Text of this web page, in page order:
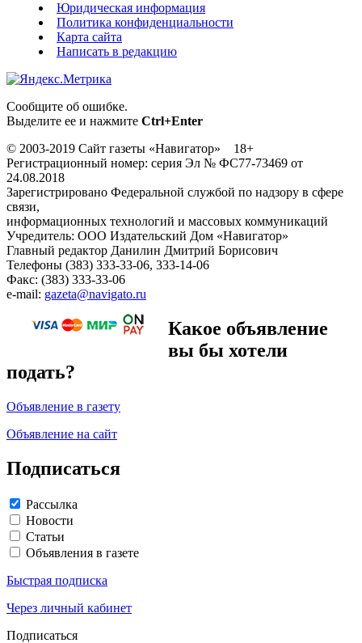
Юридическая информация
Политика конфиденциальности
Карта сайта
Написать в редакцию
Сообщите об ошибке.
Выделите ее и нажмите Ctrl+Enter
© 2003-2019 Сайт газеты «Навигатор» 18+
Регистрационный номер: серия Эл № ФС77-73469 от
24.08.2018
Зарегистрировано Федеральной службой по надзору в сфере
связи,
информационных технологий и массовых коммуникаций
Учредитель: ООО Издательский Дом «Навигатор»
Главный редактор Данилин Дмитрий Борисович
Телефоны (383) 333-33-06, 333-14-06
Факс: (383) 333-33-06
e-mail: gazeta@navigato.ru
Какое объявление
вы бы хотели
подать?
Объявление в газету
Объявление на сайт
Подписаться
Рассылка
Новости
Статьи
Объявления в газете
Быстрая подписка
Через личный кабинет
Подписаться